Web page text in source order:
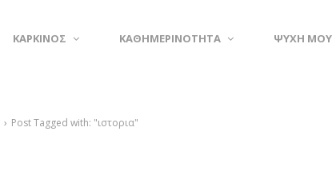
ΚΑΡΚΙΝΟΣ ΚΑΘΗΜΕΡΙΝΟΤΗΤΑ ΨΥΧΗ ΜΟΥ
› Post Tagged with: "ιστορια"